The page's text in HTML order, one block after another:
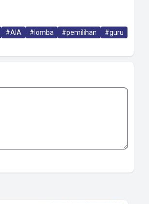
#AIA #lomba #pemilihan
#guru